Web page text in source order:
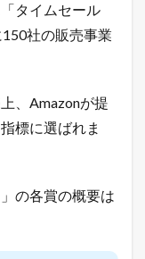
タイムセール
社の販売事業
、Amazonが提
標に選ばれま
の各賞の概要は